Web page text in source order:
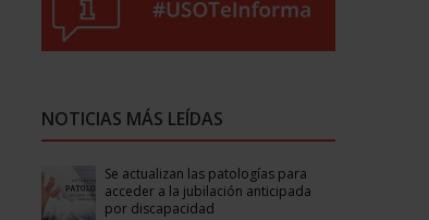
NOTICIAS MÁS LEÍDAS
Se actualizan las patologías para
acceder a la jubilación anticipada
por discapacidad